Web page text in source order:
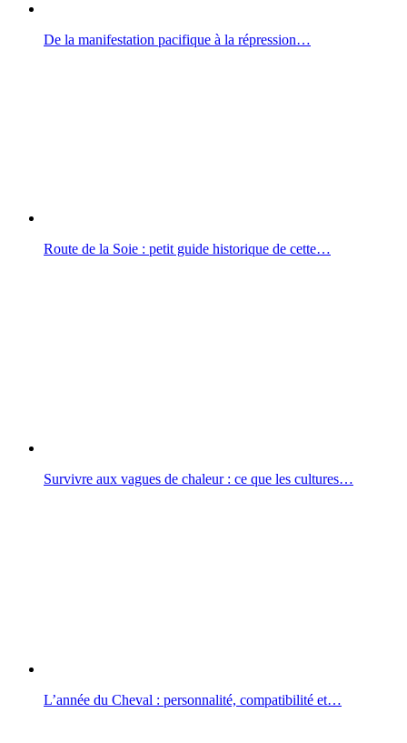
De la manifestation pacifique à la répression…
Route de la Soie : petit guide historique de cette…
Survivre aux vagues de chaleur : ce que les cultures…
L’année du Cheval : personnalité, compatibilité et…